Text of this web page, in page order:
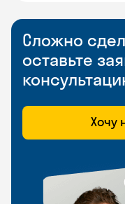
Сложно
оставьте
Хочу